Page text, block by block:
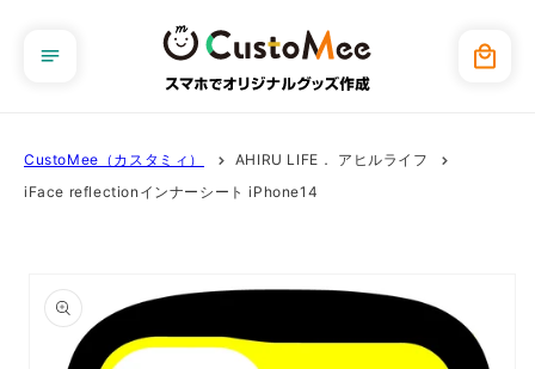
進む
ー
CustoMee（カスタミィ）
AHIRU LIFE． アヒルライフ
iFace reflectionインナーシート iPhone14
報にス
キップ